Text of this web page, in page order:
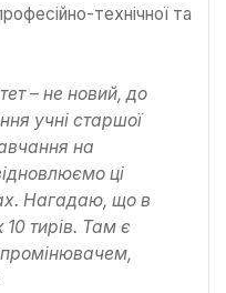
технічної та
– не новий, до
учні старшої
на
ці
Нагадаю, що в
10 тирів. Там є